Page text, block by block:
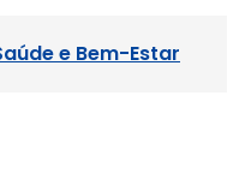
e Bem-Estar